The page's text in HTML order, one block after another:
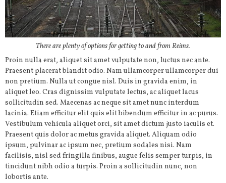
There are plenty of options for getting to and from Reims.
Proin nulla erat, aliquet sit amet vulputate non, luctus nec ante.
Praesent placerat blandit odio. Nam ullamcorper ullamcorper dui
non pretium. Nulla ut congue nisl. Duis in gravida enim, in
aliquet leo. Cras dignissim vulputate lectus, ac aliquet lacus
sollicitudin sed. Maecenas ac neque sit amet nunc interdum
lacinia. Etiam efficitur elit quis elit bibendum efficitur in ac purus.
Vestibulum vehicula aliquet orci, sit amet dictum justo iaculis et.
Praesent quis dolor ac metus gravida aliquet. Aliquam odio
ipsum, pulvinar ac ipsum nec, pretium sodales nisi. Nam
facilisis, nisl sed fringilla finibus, augue felis semper turpis, in
tincidunt nibh odio a turpis. Proin a sollicitudin nunc, non
lobortis ante.